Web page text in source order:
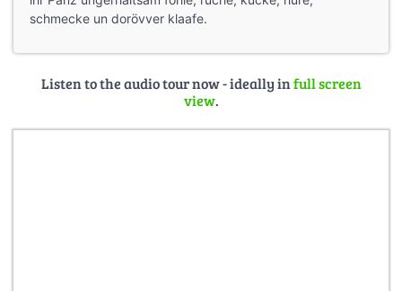
schmecke un dorövver klaafe.
Listen to the audio tour now - ideally infull screen
view.